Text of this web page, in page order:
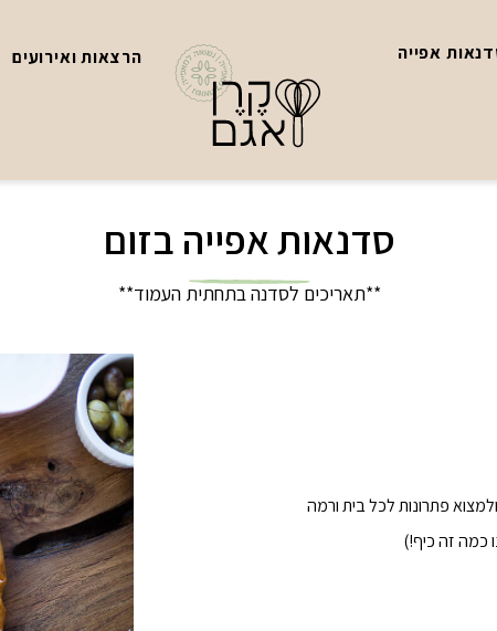
אפייה הרצאות ואירועים
סדנאות אפייה בזום
**תאריכים לסדנה בתחתית העמוד**
פתרונות לכל בית ורמה
כמה זה כיף!)